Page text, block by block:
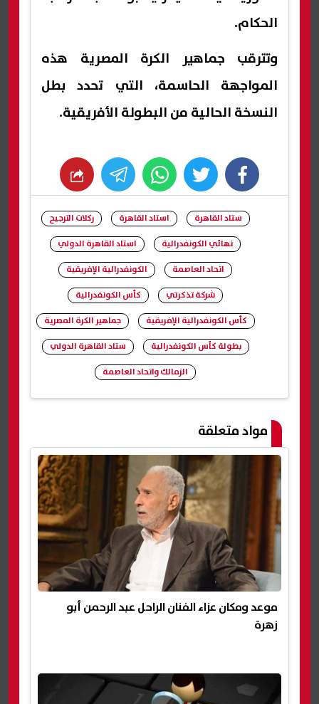
الحكام.
وتترقب جماهير الكرة المصرية هذه
المواجهة الحاسمة، التي تحدد بطل
النسخة الحالية من البطولة الأفريقية.
facebook
twitter
whats
ستاد القاهرة استاد القاهرة
ركلات الترجيح
نهائي الكونفدرالية
استاد القاهرة الدولي
اتحاد العاصمة
الكونفدرالية الإفريقية
شركة تذكرتي
كأس الكونفدرالية
كأس الكونفدرالية الإفريقية
جماهير الكرة المصرية
بطولة كأس الكونفدرالية
ستاد القاهرة الدولي
الزمالك واتحاد العاصمة
مواد متعلقة
موعد ومكان عزاء الفنان الراحل عبد الرحمن أبو
زهرة